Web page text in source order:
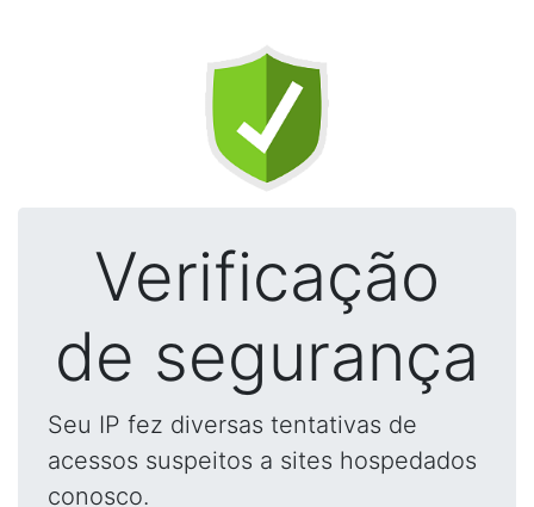
Verificação
de segurança
Seu IP fez diversas tentativas de
acessos suspeitos a sites hospedados
conosco.